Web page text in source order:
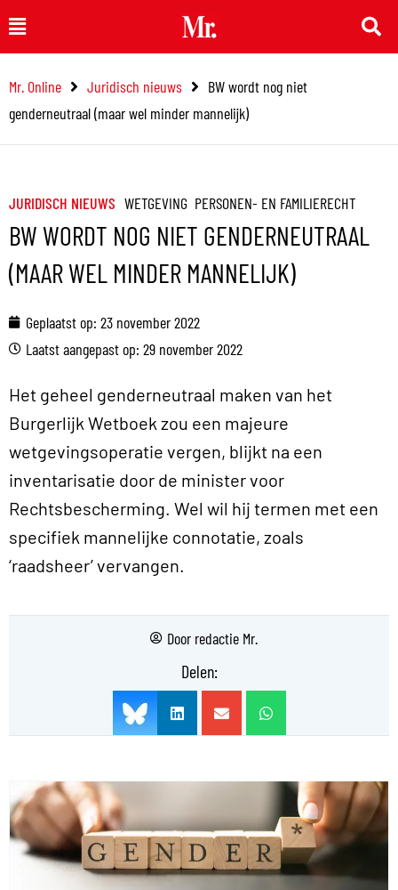
naar
inhoud
Main
Menu
Mr. Online Juridisch nieuws
BW wordt nog niet
genderneutraal (maar wel minder mannelijk)
JURIDISCH NIEUWS WETGEVING PERSONEN- EN FAMILIERECHT
BW WORDT NOG NIET GENDERNEUTRAAL
(MAAR WEL MINDER MANNELIJK)
Geplaatst op: 23 november 2022
Laatst aangepast op: 29 november 2022
Het geheel genderneutraal maken van het
Burgerlijk Wetboek zou een majeure
wetgevingsoperatie vergen, blijkt na een
inventarisatie door de minister voor
Rechtsbescherming. Wel wil hij termen met een
specifiek mannelijke connotatie, zoals
‘raadsheer’ vervangen.
Door redactie Mr.
Delen: